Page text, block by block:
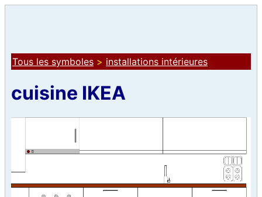
Tous les symboles > installations intérieures
cuisine IKEA